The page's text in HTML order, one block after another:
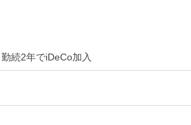
続2年でiDeCo加入